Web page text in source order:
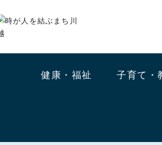
健康・福祉 子育て・